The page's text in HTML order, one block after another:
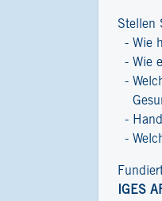
Stellen
Wie
Wie
IGES